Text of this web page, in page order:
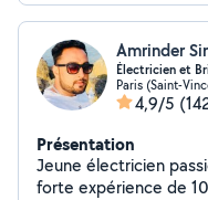
Amrinder
Électricien et
Paris (Saint-
4,9/5
Présentation
Jeune électricien
forte expérience de